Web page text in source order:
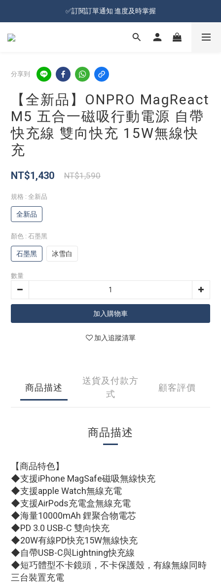
加入會員就送100元購物金 | 全館購物滿＄599 免運
✅訂閱訂單通知 進度及時掌握
加入會員就送100元購物金 | 全館購物滿＄599 免運
分享到
【全新品】ONPRO MagReact
M5 五合一磁吸行動電源 自帶
快充線 雙向快充 15W無線快
充
NT$1,430 NT$1,590
規格 : 全新品
全新品
顏色 : 石墨黑
石墨黑 冰雪白
數量
加入購物車
加入追蹤清單
商品描述
送貨及付款方
式
顧客評價
商品描述
【商品特色】
◆支援iPhone MagSafe磁吸無線快充
◆支援apple Watch無線充電
◆支援AirPods充電盒無線充電
◆海量10000mAh 鋰聚合物電芯
◆PD 3.0 USB-C 雙向快充
◆20W有線PD快充15W無線快充
◆自帶USB-C與Lightning快充線
◆短巧體型不卡鏡頭，不卡保護殼，有線無線同時
三台裝置充電